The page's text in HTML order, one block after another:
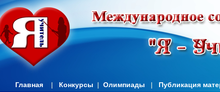
Главная | Конкурсы | Олимпиады | Публикация